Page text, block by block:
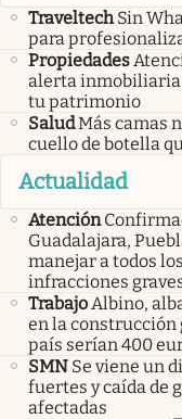
Traveltech Sin
para
Propiedades
alerta inmobiliaria
tu patrimonio
SaludMás camas
cuello de botella
Actualidad
Atención
Guadalajara,
manejar a todos
infracciones
Trabajo Albino,
en la construcción
país serían 400
SMN Se viene un
fuertes y caída de
afectadas